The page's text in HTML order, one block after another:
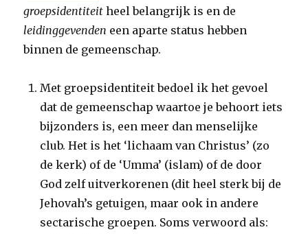
groepsidentiteitheel belangrijk is en de
leidinggevenden een aparte status hebben
binnen de gemeenschap.
Met groepsidentiteit bedoel ik het gevoel
dat de gemeenschap waartoe je behoort iets
bijzonders is, een meer dan menselijke
club. Het is het ‘lichaam van Christus’ (zo
de kerk) of de ‘Umma’ (islam) of de door
God zelf uitverkorenen (dit heel sterk bij de
Jehovah’s getuigen, maar ook in andere
sectarische groepen. Soms verwoord als: